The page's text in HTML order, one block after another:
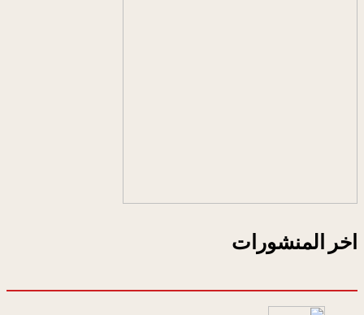
اخر المنشورات